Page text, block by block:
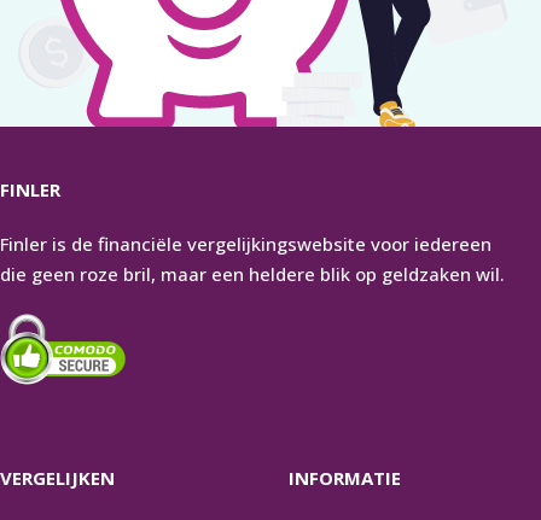
FINLER
Finler is de financiële vergelijkingswebsite voor iedereen
die geen roze bril, maar een heldere blik op geldzaken wil.
VERGELIJKEN INFORMATIE